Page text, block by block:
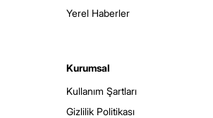
Yerel Haberler
Kurumsal
Kullanım Şartları
Gizlilik Politikası